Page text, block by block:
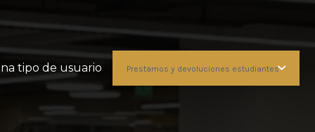
tipo de usuario Prestamos y devoluciones estudiantes